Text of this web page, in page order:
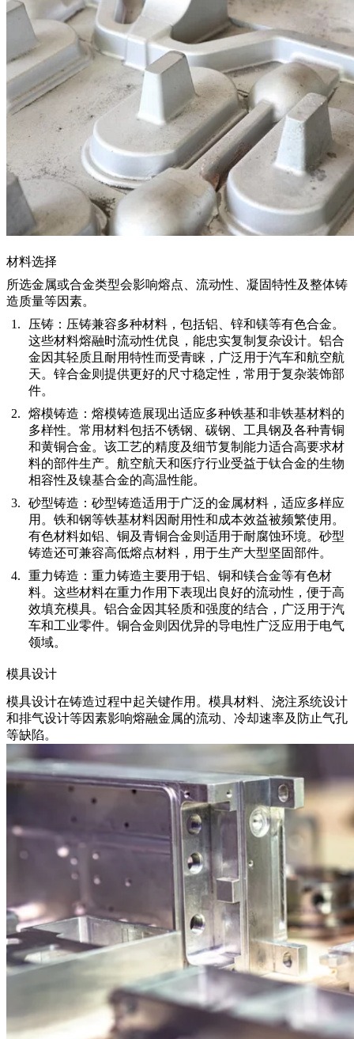
材料选择
所选金属或合金类型会影响熔点、流动性、凝固特性及整体铸
造质量等因素。
压铸： 压铸兼容多种材料，包括铝、锌和镁等有色合金。
这些材料熔融时流动性优良，能忠实复制复杂设计。铝合
金因其轻质且耐用特性而受青睐，广泛用于汽车和航空航
天。锌合金则提供更好的尺寸稳定性，常用于复杂装饰部
件。
熔模铸造： 熔模铸造展现出适应多种铁基和非铁基材料的
多样性。常用材料包括不锈钢、碳钢、工具钢及各种青铜
和黄铜合金。该工艺的精度及细节复制能力适合高要求材
料的部件生产。航空航天和医疗行业受益于钛合金的生物
相容性及镍基合金的高温性能。
砂型铸造： 砂型铸造适用于广泛的金属材料，适应多样应
用。铁和钢等铁基材料因耐用性和成本效益被频繁使用。
有色材料如铝、铜及青铜合金则适用于耐腐蚀环境。砂型
铸造还可兼容高低熔点材料，用于生产大型坚固部件。
重力铸造： 重力铸造主要用于铝、铜和镁合金等有色材
料。这些材料在重力作用下表现出良好的流动性，便于高
效填充模具。铝合金因其轻质和强度的结合，广泛用于汽
车和工业零件。铜合金则因优异的导电性广泛应用于电气
领域。
模具设计
模具设计在铸造过程中起关键作用。模具材料、浇注系统设计
和排气设计等因素影响熔融金属的流动、冷却速率及防止气孔
等缺陷。